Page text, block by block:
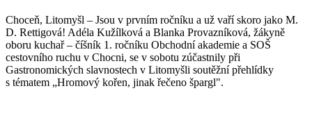
Choceň, Litomyšl – Jsou v prvním ročníku a už vaří skoro jako M.
D. Rettigová! Adéla Kužílková a Blanka Provazníková, žákyně
oboru kuchař – číšník 1. ročníku Obchodní akademie a SOŠ
cestovního ruchu v Chocni, se v sobotu zúčastnily při
Gastronomických slavnostech v Litomyšli soutěžní přehlídky
s tématem „Hromový kořen, jinak řečeno špargl".